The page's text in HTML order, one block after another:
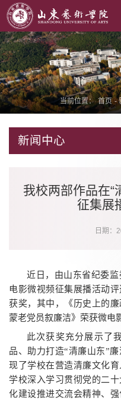
当前位置： 首页 -
新闻中心
我校两部作品在“
征集展
日期：
近日，由山东省纪委
电影微视频征集展播活动
获奖，其中，《历史上的
蒙老党员叙廉洁》荣获微电
此次获奖充分展示了
品、助力打造“清廉山东”
现了学校在营造清廉文化
学校深入学习贯彻党的二
化建设推进交流会精神、